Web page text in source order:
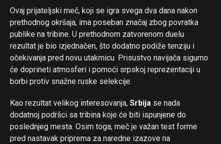
Ovaj prijateljski meč, koji se igra svega dva dana nakon
prethodnog okršaja, ima poseban značaj zbog povratka
publike na tribine. U prethodnom zatvorenom duelu
rezultat je bio izjednačen, što dodatno podiže tenziju i
očekivanja pred novu utakmicu. Prisustvo navijača sigurno
će doprineti atmosferi i pomoći srpskoj reprezentaciji u
borbi protiv snažne ruske selekcije.
Kao rezultat velikog interesovanja, Srbija se nada
dodatnoj podršci sa tribina koje će biti ispunjene do
poslednjeg mesta. Osim toga, meč je važan test forme
pred nastavak priprema za naredne izazove na